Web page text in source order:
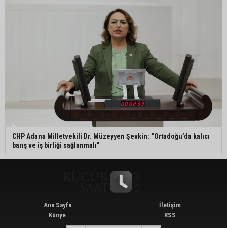
CHP Adana Milletvekili Dr. Müzeyyen Şevkin: “Ortadoğu’da kalıcı
barış ve iş birliği sağlanmalı”
Ana Sayfa
Künye
İletişim
RSS